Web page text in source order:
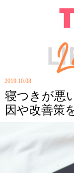
2019.10.08
寝つきが悪
因や改善策